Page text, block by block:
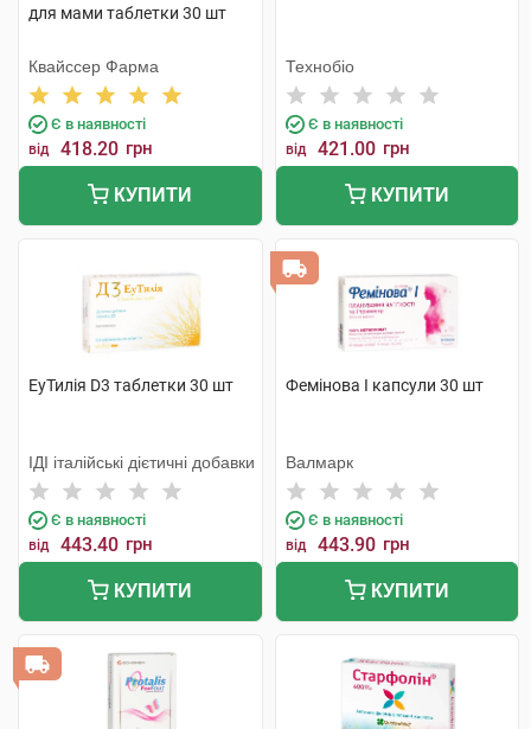
для мами таблетки 30 шт
Квайссер Фарма
Є в наявності
від 418.20 грн
КУПИТИ
Технобіо
Є в наявності
від 421.00 грн
КУПИТИ
ЕуТилія D3 таблетки 30 шт
ІДІ італійські дієтичні добавки
Є в наявності
від 443.40 грн
КУПИТИ
Фемінова І капсули 30 шт
Валмарк
Є в наявності
від 443.90 грн
КУПИТИ